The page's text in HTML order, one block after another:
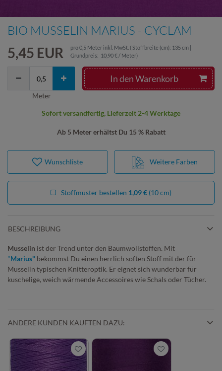
BIO MUSSELIN MARIUS - CYCLAM
5,45 EUR pro0,5 Meter inkl. MwSt. ( Stoffbreite (cm): 135 cm |
Grundpreis: 10,90 € / Meter)
Ab 5 Meter erhältst Du 15 % Rabatt
In den Warenkorb
Meter
Sofort versandfertig, Lieferzeit 2-4 Werktage
Weitere Farben
Wunschliste
Stoffmuster bestellen 1,09 € (10 cm)
BESCHREIBUNG
Musselin ist der Trend unter den Baumwollstoffen. Mit
"Marius" bekommst Du einen herrlich soften Stoff mit der für
Musselin typischen Knitteroptik. Er eignet sich wunderbar für
kuschelige, weich wärmende Accessoires wie Schals oder Tücher.
ANDERE KUNDEN KAUFTEN DAZU: